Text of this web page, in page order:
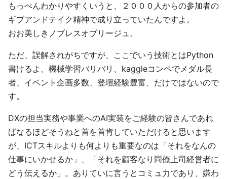
もっぺんわかりやすくいうと、２０００人からの参加者の
ギブアンドテイク精神で成り立っていたんですよ。
おお美しきノブレスオブリージュ。
ただ、誤解されがちですが、ここでいう技術とはPython
書けるよ、機械学習バリバリ、kaggleコンペでメダル長
者、イベント企画多数、登壇経験豊富、だけではないので
す。
DXの担当実務や事業へのAI実装をご経験の皆さんであれ
ばなるほどそうねと首を首肯していただけると思います
が、ICTスキルよりも何よりも重要なのは「それをなんの
仕事にいかせるか」、「それを顧客なり同僚上司経営者に
どう伝えるか」。ありていに言うとコミュ力であり、嫌わ